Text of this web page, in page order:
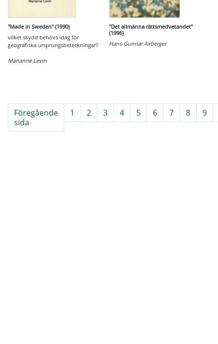
"Made in Sweden" (1990)
vilket skydd behövs idag för
geografiska ursprungsbeteckningar?
Marianne Levin
"Det allmänna rättsmedvetandet"
(1996)
Hans-Gunnar Axberger
Föregående
sida
1 2 3 4 5 6 7 8 9